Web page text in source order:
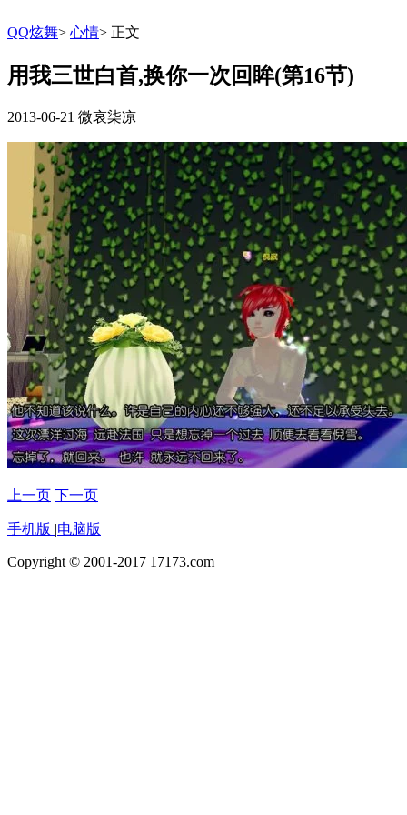
QQ炫舞> 心情> 正文
用我三世白首,换你一次回眸(第16节)
2013-06-21 微哀柒凉
上一页 下一页
手机版 |电脑版
Copyright © 2001-2017 17173.com